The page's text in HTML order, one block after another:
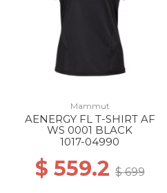
Mammut
AENERGY FL T-SHIRT AF
WS 0001 BLACK
1017-04990
$ 559.2$ 699